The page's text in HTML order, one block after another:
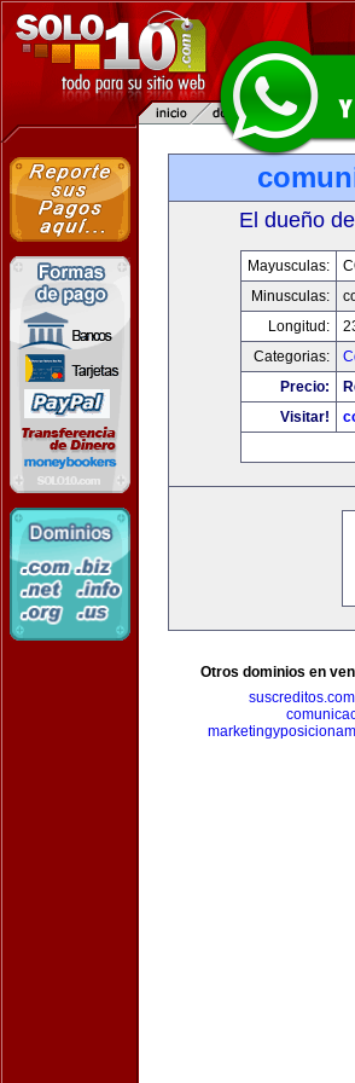
El dueño
Mayusculas:
Minusculas:
Longitud:
Categorias:
Precio:
Visitar!
Otros dominios en
suscreditos.com